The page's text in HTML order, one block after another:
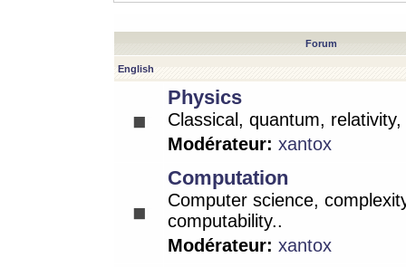
Forum
English
Physics
Classical, quantum,
Modérateur: xantox
Computation
Computer science,
computability..
Modérateur: xantox